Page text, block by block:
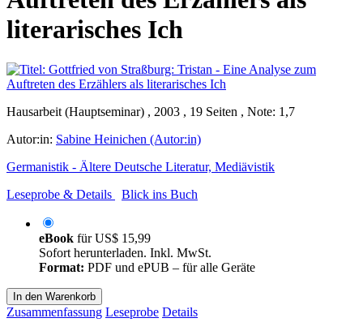
literarisches Ich
Hausarbeit (Hauptseminar) , 2003 , 19 Seiten , Note: 1,7
Autor:in: Sabine Heinichen (Autor:in)
Germanistik - Ältere Deutsche Literatur, Mediävistik
Leseprobe & Details
Blick ins Buch
eBook fürUS$ 15,99
Sofort herunterladen. Inkl. MwSt.
Format: PDF und ePUB – für alle Geräte
In den Warenkorb
Zusammenfassung Leseprobe Details